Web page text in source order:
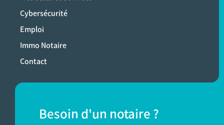
Cybersécurité
Emploi
Immo Notaire
Contact
Besoin d'un notaire ?